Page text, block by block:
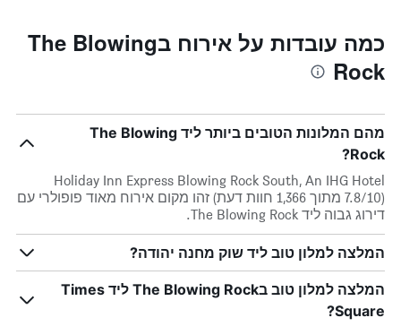
כמה עובדות על אירוח בThe Blowing
Rock
מהם המלונות הטובים ביותר ליד The Blowing
Rock?
Holiday Inn Express Blowing Rock South, An IHG Hotel
(7.8/10 מתוך 1,366 חוות דעת) זהו מקום אירוח מאוד פופולרי עם
דירוג גבוה ליד The Blowing Rock.
המלצה למלון טוב ליד שוק מחנה יהודה?
המלצה למלון טוב בThe Blowing Rock ליד Times
Square?